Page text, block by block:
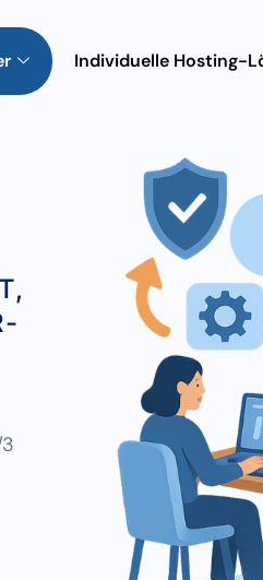
Individuelle Hosting-